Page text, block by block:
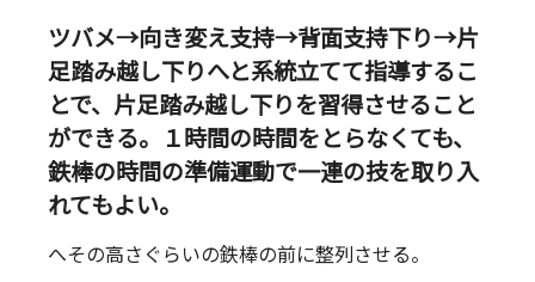
ツバメ→向き変え支持→背面支持下り→片
足踏み越し下りへと系統立てて指導するこ
とで、片足踏み越し下りを習得させること
ができる。１時間の時間をとらなくても、
鉄棒の時間の準備運動で一連の技を取り入
れてもよい。
へその高さぐらいの鉄棒の前に整列させる。